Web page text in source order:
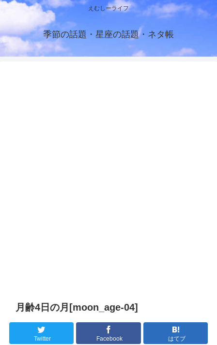
えむしーライフ
季節の話題・星座の話題・ネタ帳
月齢4日の月[moon_age-04]
Twitter Facebook はてブ